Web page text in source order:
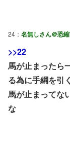
24： 名無しさん＠恐
>>22
馬が止まったら
る為に手綱を引
馬が止まってな
な